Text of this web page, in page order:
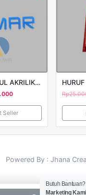
HURUF TIMBUL AKRILIK DAMAR
Seller
Rp
Powered By : Jhana
Butuh Bantuan?
Marketing Kami